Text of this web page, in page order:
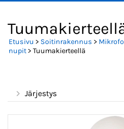
Etusivu > Soitinrakennus >
nupit> Tuumakierteellä
Järjestys